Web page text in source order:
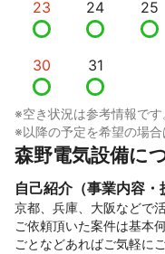
23 24 25
30 31
※空き状況は参考情報です
※以降の予定を希望の場合
森野電気設備に
自己紹介（事業内容・
京都、兵庫、大阪などで
ご依頼頂いた案件は基本
ごとなどあればご気軽に